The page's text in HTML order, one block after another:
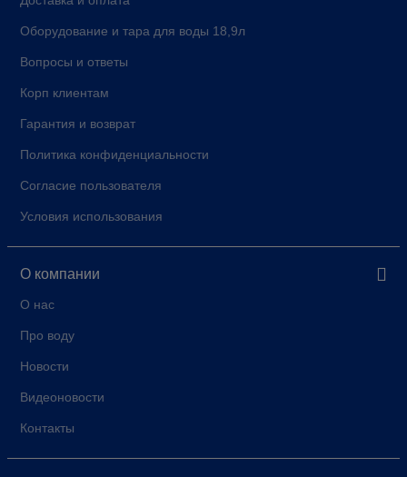
Оборудование и тара для воды 18,9л
Вопросы и ответы
Корп клиентам
Гарантия и возврат
Политика конфиденциальности
Согласие пользователя
Условия использования
О компании
О нас
Про воду
Новости
Видеоновости
Контакты